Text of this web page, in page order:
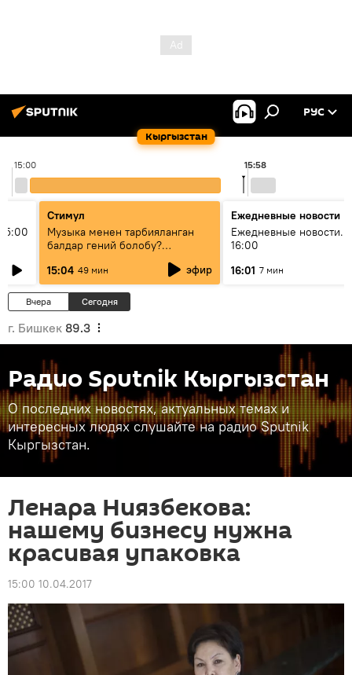
Кыргызстан
РУС
15:00 15:58
Стимул
Музыка менен тарбияланган
балдар гений болобу?
Кыргыздын жашоосунда
музыканын орду
15:04 49 мин эфир
Ежедневные новости
Ежедневные новости.
16:00
16:01 7 мин
Вчера Сегодня
г. Бишкек 89.3
Радио Sputnik Кыргызстан
О последних новостях, актуальных темах и
интересных людях слушайте на радио Sputnik
Кыргызстан.
Ленара Ниязбекова:
нашему бизнесу нужна
красивая упаковка
15:00 10.04.2017